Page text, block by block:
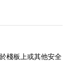
棧板上或其他安全